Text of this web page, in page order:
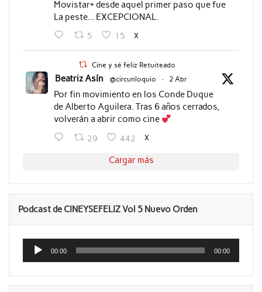
Movistar+ desde aquel primer paso que fue
La peste... EXCEPCIONAL.
5 15 X
Cine y sé feliz Retuiteado
Beatriz Asín @circunloquio · 2 Abr
Por fin movimiento en los Conde Duque
de Alberto Aguilera. Tras 6 años cerrados,
volverán a abrir como cine
29 442 X
Cargar más
Podcast de CINEYSEFELIZ Vol 5 Nuevo Orden
Reproductor
audio
00:00 00:00